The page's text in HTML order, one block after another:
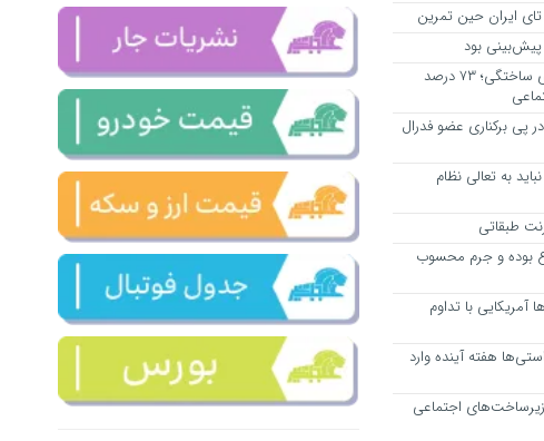
ایران حین تمرین
بود
افزایش مستمری با طلاق‌های ساختگی؛ ۷۳ درصد
پی برکناری عضو فدرال
به تعالی نظام
طبقاتی
و جرم محسوب
آمریکایی با تداوم
هفته آینده وارد
اجتماعی